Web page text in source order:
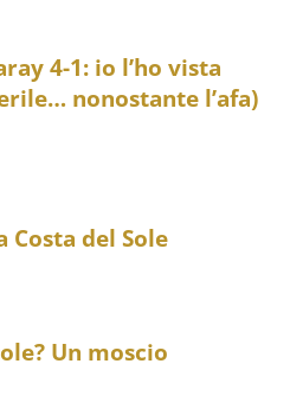
4-1: io l’ho vista
nonostante l’afa)
Costa del Sole
Un moscio